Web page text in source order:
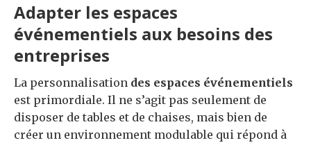
Adapter les espaces
événementiels aux besoins des
entreprises
La personnalisation des espaces événementiels
est primordiale. Il ne s’agit pas seulement de
disposer de tables et de chaises, mais bien de
créer un environnement modulable qui répond à